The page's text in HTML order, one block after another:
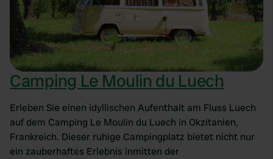
provide social media features and to analyse our traffic.
We also share information about your use of our site with
our social media, advertising and analytics partners who
may combine it with other information that you’ve
provided to them or that they’ve collected from your use
of their services.
Camping Le Moulin du Luech
Erleben Sie einen idyllischen Aufenthalt am Fluss Luech
auf dem Camping Le Moulin du Luech in Okzitanien,
Frankreich. Dieser ruhige Campingplatz bietet nicht nur
ein zauberhaftes Erlebnis inmitten der